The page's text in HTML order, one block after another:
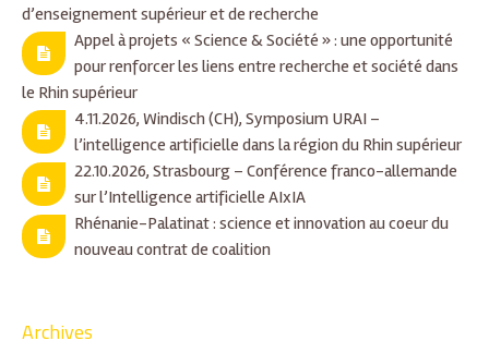
d’enseignement supérieur et de recherche
Appel à projets « Science & Société » : une opportunité
pour renforcer les liens entre recherche et société dans
le Rhin supérieur
4.11.2026, Windisch (CH), Symposium URAI –
l’intelligence artificielle dans la région du Rhin supérieur
22.10.2026, Strasbourg – Conférence franco-allemande
sur l’Intelligence artificielle AIxIA
Rhénanie-Palatinat : science et innovation au coeur du
nouveau contrat de coalition
Archives